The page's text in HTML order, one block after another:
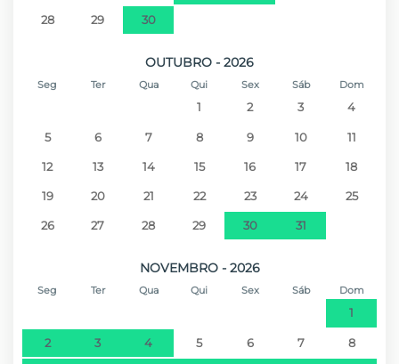
Campo de Golf - Golf Santo da Serra
Praia de areia - Praia da Calheta 29,9 km
28 29 30
OUTUBRO - 2026
Seg Ter Qua Qui Sex Sáb Dom
1 2 3 4
5 6 7 8 9 10 11
12 13 14 15 16 17 18
19 20 21 22 23 24 25
26 27 28 29 30 31
NOVEMBRO - 2026
Seg Ter Qua Qui Sex Sáb Dom
1
2 3 4 5 6 7 8